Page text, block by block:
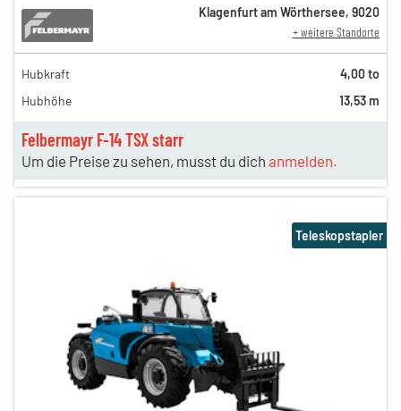
Felbermayr F-14 TSX starr
Um die Preise zu sehen, musst du dich anmelden.
Klagenfurt am Wörthersee, 9020
+ weitere Standorte
Hubkraft
4,00 to
Hubhöhe
13,53 m
Teleskopstapler